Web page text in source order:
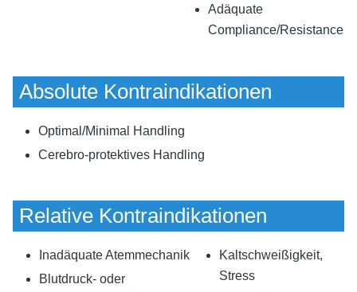
Adäquate
Compliance/Resistance
Absolute Kontraindikationen
Optimal/Minimal Handling
Cerebro-protektives Handling
Relative Kontraindikationen
Inadäquate Atemmechanik
Blutdruck- oder
Kaltschweißigkeit,
Stress